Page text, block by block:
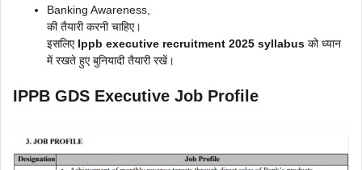
Banking Awareness,
की तैयारी करनी चाहिए।
इसलिए Ippb executive recruitment 2025 syllabus को ध्यान
में रखते हुए बुनियादी तैयारी रखें।
IPPB GDS Executive Job Profile